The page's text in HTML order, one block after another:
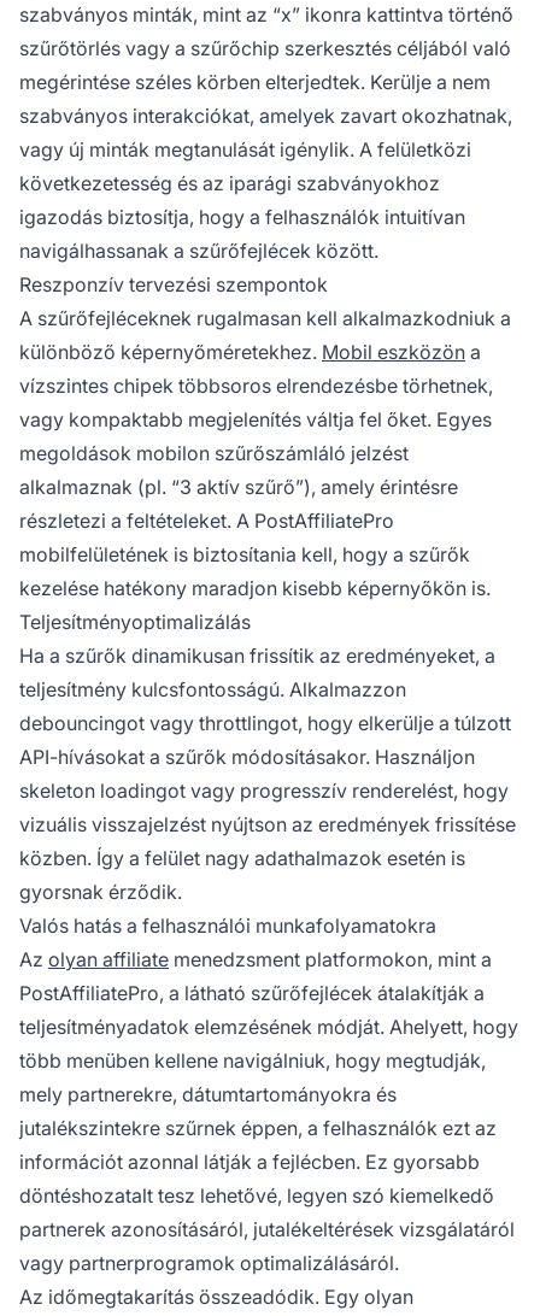
szabványos minták, mint az “x” ikonra kattintva történő
szűrőtörlés vagy a szűrőchip szerkesztés céljából való
megérintése széles körben elterjedtek. Kerülje a nem
szabványos interakciókat, amelyek zavart okozhatnak,
vagy új minták megtanulását igénylik. A felületközi
következetesség és az iparági szabványokhoz
igazodás biztosítja, hogy a felhasználók intuitívan
navigálhassanak a szűrőfejlécek között.
Reszponzív tervezési szempontok
A szűrőfejléceknek rugalmasan kell alkalmazkodniuk a
különböző képernyőméretekhez. Mobil eszközön a
vízszintes chipek többsoros elrendezésbe törhetnek,
vagy kompaktabb megjelenítés váltja fel őket. Egyes
megoldások mobilon szűrőszámláló jelzést
alkalmaznak (pl. “3 aktív szűrő”), amely érintésre
részletezi a feltételeket. A PostAffiliatePro
mobilfelületének is biztosítania kell, hogy a szűrők
kezelése hatékony maradjon kisebb képernyőkön is.
Teljesítményoptimalizálás
Ha a szűrők dinamikusan frissítik az eredményeket, a
teljesítmény kulcsfontosságú. Alkalmazzon
debouncingot vagy throttlingot, hogy elkerülje a túlzott
API-hívásokat a szűrők módosításakor. Használjon
skeleton loadingot vagy progresszív renderelést, hogy
vizuális visszajelzést nyújtson az eredmények frissítése
közben. Így a felület nagy adathalmazok esetén is
gyorsnak érződik.
Valós hatás a felhasználói munkafolyamatokra
Az olyan affiliate menedzsment platformokon, mint a
PostAffiliatePro, a látható szűrőfejlécek átalakítják a
teljesítményadatok elemzésének módját. Ahelyett, hogy
több menüben kellene navigálniuk, hogy megtudják,
mely partnerekre, dátumtartományokra és
jutalékszintekre szűrnek éppen, a felhasználók ezt az
információt azonnal látják a fejlécben. Ez gyorsabb
döntéshozatalt tesz lehetővé, legyen szó kiemelkedő
partnerek azonosításáról, jutalékeltérések vizsgálatáról
vagy partnerprogramok optimalizálásáról.
Az időmegtakarítás összeadódik. Egy olyan